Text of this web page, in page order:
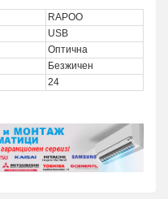
RAPOO
USB
Оптична
Безжичен
24